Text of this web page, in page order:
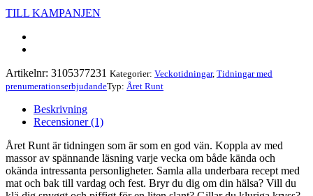
TILL KAMPANJEN
Artikelnr: 3105377231 Kategorier: Veckotidningar, Tidningar med
prenumerationserbjudandeTyp: Året Runt
Beskrivning
Recensioner (1)
Året Runt är tidningen som är som en god vän. Koppla av med
massor av spännande läsning varje vecka om både kända och
okända intressanta personligheter. Samla alla underbara recept med
mat och bak till vardag och fest. Bryr du dig om din hälsa? Vill du